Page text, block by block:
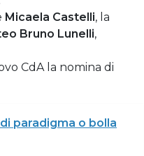
Micaela Castelli, la
Bruno Lunelli,
CdA la nomina di
paradigma o bolla